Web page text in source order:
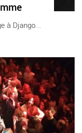
à Django...
Paris Studio